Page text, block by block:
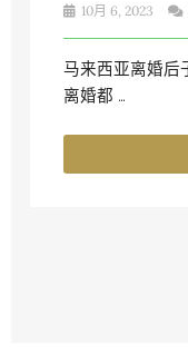
10月 6, 2023
马来西亚离婚后
离婚都 …